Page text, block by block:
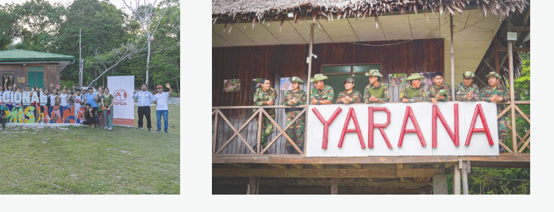
Jorge
(10)
puesto-de-
control-
allpahuayo_angela-
spda-_4